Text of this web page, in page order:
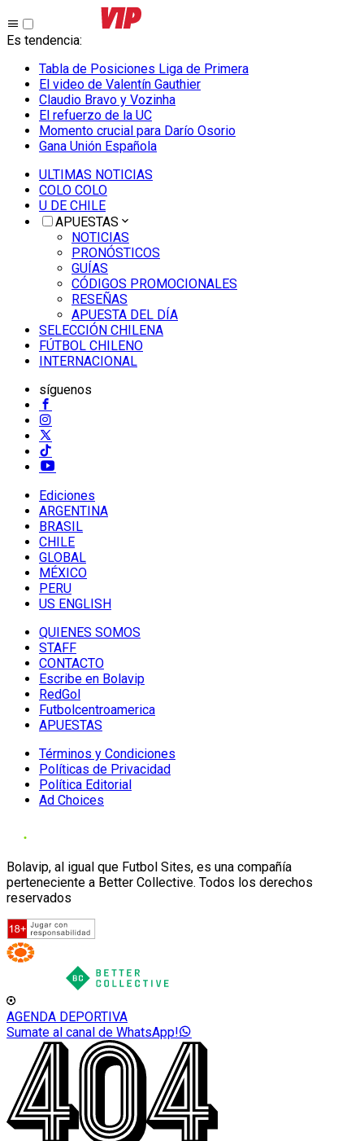
Es tendencia:
Tabla de Posiciones Liga de Primera
El video de Valentín Gauthier
Claudio Bravo y Vozinha
El refuerzo de la UC
Momento crucial para Darío Osorio
Gana Unión Española
ULTIMAS NOTICIAS
COLO COLO
U DE CHILE
APUESTAS
NOTICIAS
PRONÓSTICOS
GUÍAS
CÓDIGOS PROMOCIONALES
RESEÑAS
APUESTA DEL DÍA
SELECCIÓN CHILENA
FÚTBOL CHILENO
INTERNACIONAL
síguenos
Ediciones
ARGENTINA
BRASIL
CHILE
GLOBAL
MÉXICO
PERU
US ENGLISH
QUIENES SOMOS
STAFF
CONTACTO
Escribe en Bolavip
RedGol
Futbolcentroamerica
APUESTAS
Términos y Condiciones
Políticas de Privacidad
Política Editorial
Ad Choices
Bolavip, al igual que Futbol Sites, es una compañía
perteneciente a Better Collective. Todos los derechos
reservados
AGENDA DEPORTIVA
Sumate al canal de WhatsApp!